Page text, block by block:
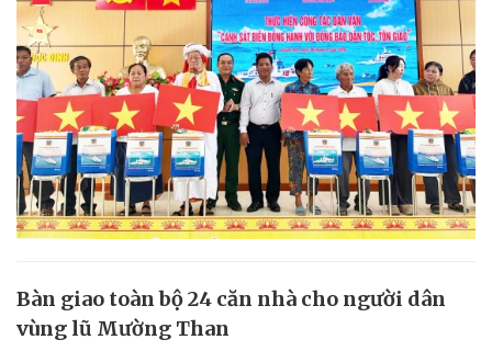
Bàn giao toàn bộ 24 căn nhà cho người dân
vùng lũ Mường Than